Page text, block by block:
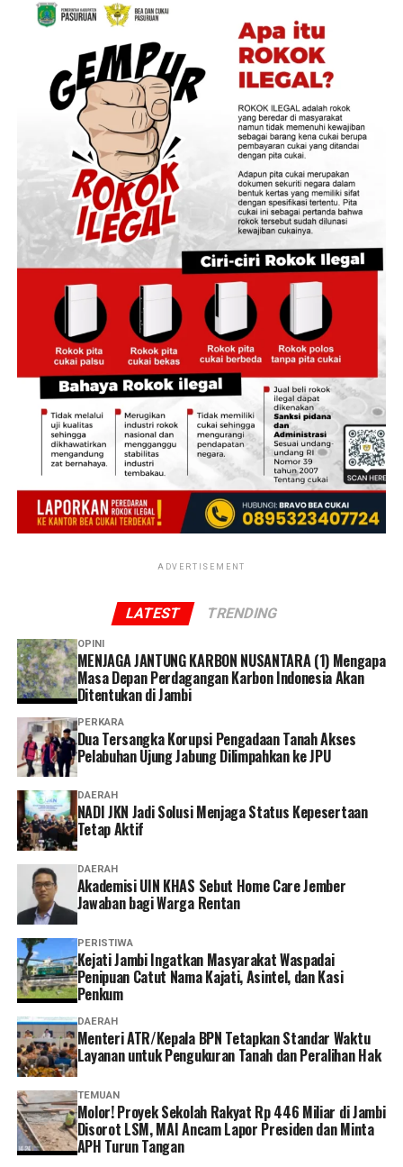
‎Menurut Kapolda Jambi tersebut, kini seluruh fakta
masih terus didalami untuk memastikan terpenuhinya
unsur pidana sesuai ketentuan hukum yang berlaku.
‎Kapolda juga tak menampik jika peristiwa ini bukan kali
pertama, namun menurutnya polri harus kedepankan
negosiasi dan penegakan hukum ultimum remedium.
‎”Yang terpenting korban dapat diselamatkan karena
seorang anak. Kami Polda Jambi akan memfasilitasi anak
G akan diserahkan kepada ibunya inisial P,” katanya.
‎Lebih lanjut, Kabid Humas Polda Jambi
‎Kombes Pol Erlan Munaji, menegaskan bahwa dalam
perkara yang melibatkan anak, keselamatan dan
kepentingan terbaik bagi korban menjadi prioritas
utama.
‎”Polda Jambi berkomitmen menangani perkara ini
secara profesional, transparan, objektif, dan akuntabel.
Di samping proses penegakan hukum yang terus
berjalan, kami juga memastikan korban memperoleh
perlindungan maksimal. Alhamdulillah, hari ini anak
dapat kembali dipertemukan dengan ibu kandungnya
dalam kondisi sehat,” ujar Kombes Pol Erlan Munaji.
‎Ia menambahkan bahwa penyidik masih terus bekerja
keterangan saksi untuk mengungkap secara terang
peristiwa tersebut.
‎”Kami mengajak seluruh masyarakat agar tidak
berspekulasi terhadap perkara yang sedang ditangani.
Berikan kepercayaan kepada penyidik untuk bekerja
secara profesional. Siapa pun yang terbukti melakukan
tindak pidana akan diproses sesuai ketentuan hukum
yang berlaku, sementara kepentingan dan masa depan
korban tetap menjadi perhatian utama kami,” ujarnya.
Reporter:
ADVERTISEMENT
LATEST TRENDING
OPINI
MENJAGA JANTUNG KARBON NUSANTARA (1) Mengapa
Masa Depan Perdagangan Karbon Indonesia Akan
Ditentukan di Jambi
PERKARA
Dua Tersangka Korupsi Pengadaan Tanah Akses
Pelabuhan Ujung Jabung Dilimpahkan ke JPU
DAERAH
NADI JKN Jadi Solusi Menjaga Status Kepesertaan
Tetap Aktif
DAERAH
Akademisi UIN KHAS Sebut Home Care Jember
Jawaban bagi Warga Rentan
PERISTIWA
‎Kejati Jambi Ingatkan Masyarakat Waspadai
Penipuan Catut Nama Kajati, Asintel, dan Kasi
Penkum
DAERAH
Menteri ATR/Kepala BPN Tetapkan Standar Waktu
Layanan untuk Pengukuran Tanah dan Peralihan Hak
TEMUAN
Molor! Proyek Sekolah Rakyat Rp 446 Miliar di Jambi
Disorot LSM, MAI Ancam Lapor Presiden dan Minta
APH Turun Tangan